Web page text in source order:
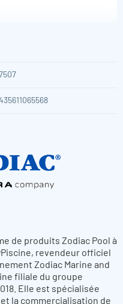
selon vos besoins.
il reste en surface, même
aux produits chimiques,
1 de la gamme
de produits Zodiac Pool à
revendeur officiel
Zodiac Marine and
filiale du groupe
Elle est spécialisée
la commercialisation de